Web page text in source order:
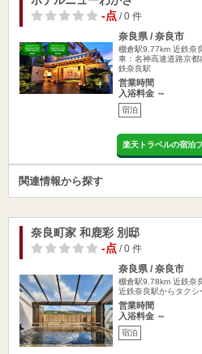
-点/ 0 件
奈良県 / 奈良市
棚倉駅9.77km 近鉄奈
車：名神高速道路京
鉄奈良駅
営業時間
入浴料金 ～
宿泊
楽天トラベルの宿泊
関連情報から探す
奈良町家 和鹿彩 別邸
-点/ 0 件
奈良県 / 奈良市
棚倉駅9.78km 近鉄奈
近鉄奈良駅からタクシ
営業時間
入浴料金 ～
宿泊